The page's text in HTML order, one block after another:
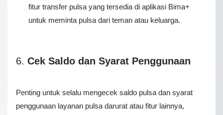
fitur transfer pulsa yang tersedia di aplikasi Bima+
untuk meminta pulsa dari teman atau keluarga.
6. Cek Saldo dan Syarat Penggunaan
Penting untuk selalu mengecek saldo pulsa dan syarat
penggunaan layanan pulsa darurat atau fitur lainnya,